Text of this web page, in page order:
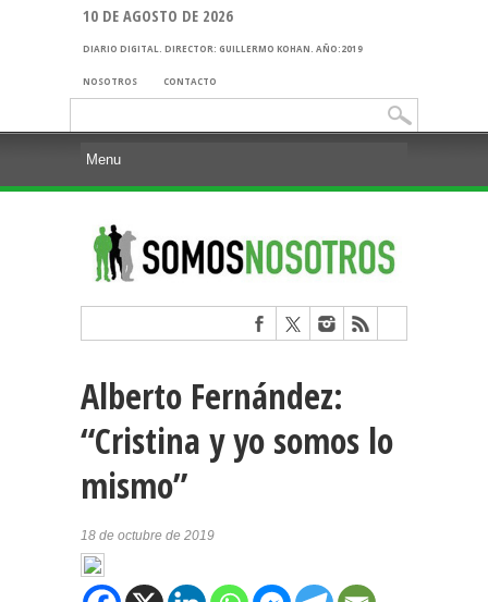
10 DE AGOSTO DE 2026
DIARIO DIGITAL. DIRECTOR: GUILLERMO KOHAN. AÑO:2019
NOSOTROS CONTACTO
Alberto Fernández:
“Cristina y yo somos lo
mismo”
18 de octubre de 2019